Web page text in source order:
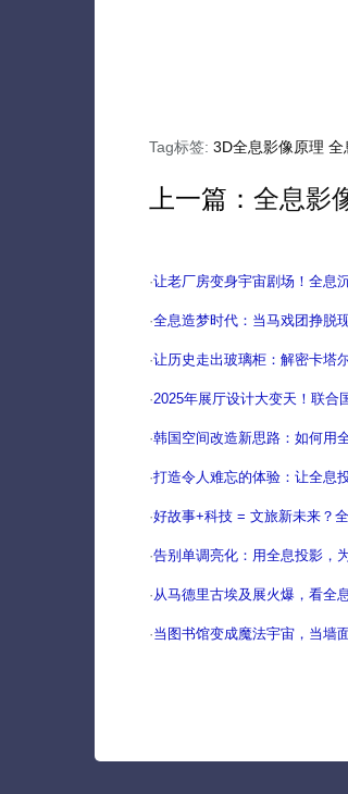
Tag标签: 3D全息影像原理 全
上一篇： 全息影
·让老厂房变身宇宙剧场！全息
·全息造梦时代：当马戏团挣脱
·让历史走出玻璃柜：解密卡塔
·2025年展厅设计大变天！联合
·韩国空间改造新思路：如何用
·打造令人难忘的体验：让全息
·好故事+科技 = 文旅新未来？
·告别单调亮化：用全息投影，
·从马德里古埃及展火爆，看全
·当图书馆变成魔法宇宙，当墙